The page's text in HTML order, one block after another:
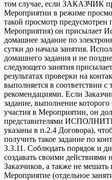
том случае, если ЗАКАЗЧИК
Мероприятии в режиме
такой просмотр предусмотрен
Мероприятия) он присылает
домашнее задание по
сутки до начала занятия.
домашнего задания и не
следующего занятия
результатах проверки на
выполняется в соответствии с
рекомендациями. Если
задание, выполнение
участия в Мероприятии, он
представителями
указаны в п.2.4 Договора),
получить такое задание по
3.3.11. Соблюдать порядок и
создавать своими действиями
Заказчиков, а также не
Мероприятие (отдельное